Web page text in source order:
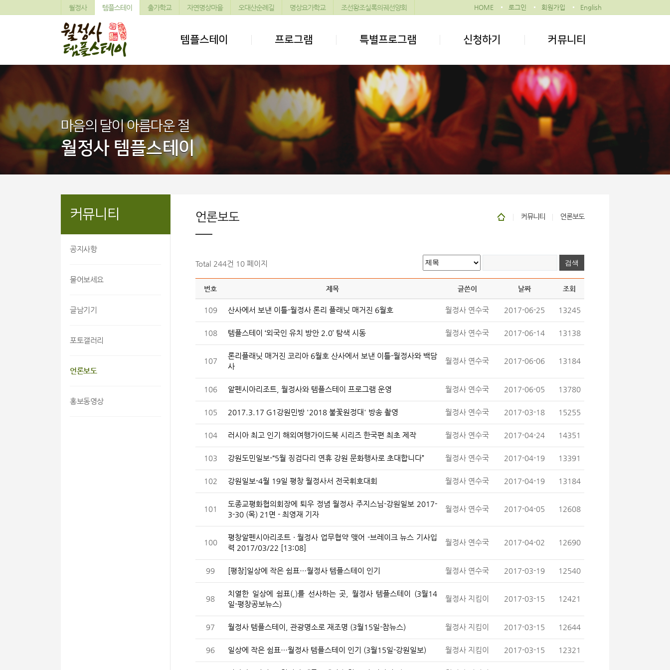
월정사 템플스테이 출가학교 자연명상마을 오대산순례길 명상요가학교 조선왕조실록의궤선양회 HOME 로그인 회원가입 English
템플스테이 프로그램 특별프로그램 신청하기 커뮤니티
마음의 달이 아름다운 절
월정사 템플스테이
커뮤니티
공지사항
물어보세요
글남기기
포토갤러리
언론보도
홍보동영상
커뮤니티 언론보도
언론보도
Total 244건 10 페이지
번호 제목 글쓴이 날짜 조회
109 산사에서 보낸 이틀-월정사 론리 플래닛 매거진 6월호 월정사 연수국 2017-06-25 13245
108 템플스테이 ‘외국인 유치 방안 2.0’ 탐색 시동 월정사 연수국 2017-06-14 13138
107
론리플래닛 매거진 코리아 6월호 산사에서 보낸 이틀-월정사와 백담
사
월정사 연수국 2017-06-06 13184
106 알펜시아리조트, 월정사와 템플스테이 프로그램 운영 월정사 연수국 2017-06-05 13780
105 2017.3.17 G1강원민방 '2018 불꽃원정대' 방송 촬영 월정사 연수국 2017-03-18 15255
104 러시아 최고 인기 해외여행가이드북 시리즈 한국편 최초 제작 월정사 연수국 2017-04-24 14351
103 강원도민일보-“5월 징검다리 연휴 강원 문화행사로 초대합니다” 월정사 연수국 2017-04-19 13391
102 강원일보-4월 19일 평창 월정사서 전국휘호대회 월정사 연수국 2017-04-19 13184
101
도종교평화협의회장에 퇴우 정념 월정사 주지스님-강원일보 2017-
3-30 (목) 21면 - 최영재 기자
월정사 연수국 2017-04-05 12608
100
평창알펜시아리조트 · 월정사 업무협약 맺어 -브레이크 뉴스 기사입
력 2017/03/22 [13:08]
월정사 연수국 2017-04-02 12690
99 [평창]일상에 작은 쉼표…월정사 템플스테이 인기 월정사 연수국 2017-03-19 12540
98
치열한 일상에 쉼표(,)를 선사하는 곳, 월정사 템플스테이 (3월14
일-평창공보뉴스)
월정사 지킴이 2017-03-15 12421
97 월정사 템플스테이, 관광명소로 재조명 (3월15일-참뉴스) 월정사 지킴이 2017-03-15 12644
96 일상에 작은 쉼표…월정사 템플스테이 인기 (3월15일-강원일보) 월정사 지킴이 2017-03-15 12321